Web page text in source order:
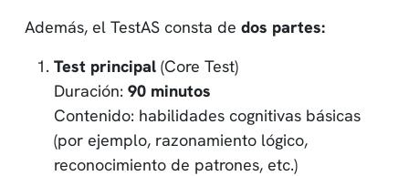
Además, el TestAS consta de dos partes:
Test principal (Core Test)
Duración: 90 minutos
Contenido: habilidades cognitivas básicas
(por ejemplo, razonamiento lógico,
reconocimiento de patrones, etc.)